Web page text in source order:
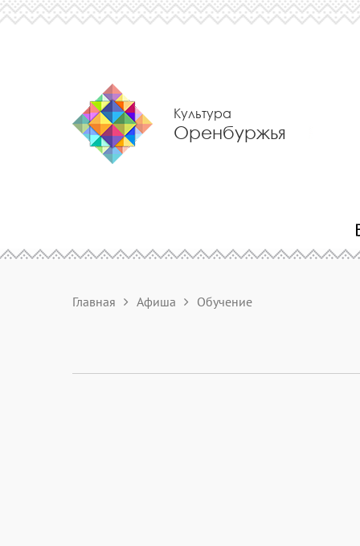
Культура
Оренбуржья
Главная Афиша Обучение